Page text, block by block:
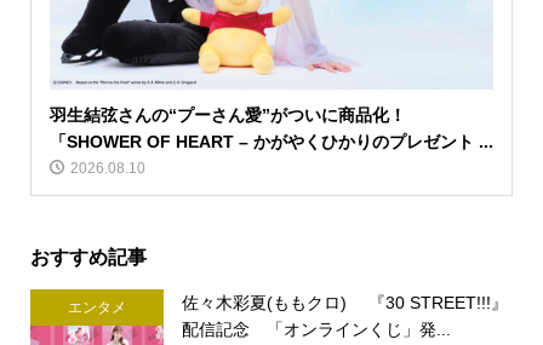
羽生結弦さんの“プーさん愛”がついに商品化！
「SHOWER OF HEART – かがやくひかりのプレゼント ...
2026.08.10
おすすめ記事
エンタメ
佐々木彩夏(ももクロ) 『30 STREET!!!』
配信記念 「オンラインくじ」発...